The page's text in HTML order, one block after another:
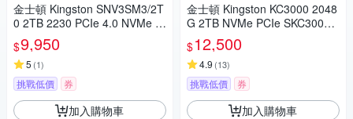
金士頓 Kingston SNV3SM3/2T
0 2TB 2230 PCIe 4.0 NVMe N
V3 SSD固態硬碟
$9,950
5 (1)
挑戰低價 券
加入購物車
金士頓 Kingston KC3000 2048
G 2TB NVMe PCIe SKC3000
D/2048G SSD 固態硬碟
$12,500
4.9 (13)
挑戰低價 券
加入購物車